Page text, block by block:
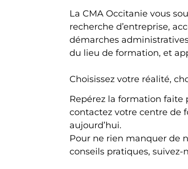
La CMA Occitanie vous
recherche d’entreprise,
démarches
du lieu de formation, et
Choisissez votre réalité,
Repérez la formation faite
contactez votre centre de
aujourd’hui.
Pour ne rien manquer de
conseils pratiques, suivez-